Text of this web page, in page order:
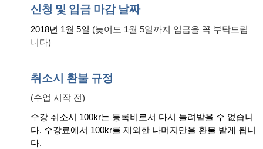
신청 및 입금 마감 날짜
2018년 1월 5일 (늦어도 1월 5일까지 입금을 꼭 부탁드립
니다)
취소시 환불 규정
(수업 시작 전)
수강 취소시 100kr는 등록비로서 다시 돌려받을 수 없습니
다. 수강료에서 100kr를 제외한 나머지만을 환불 받게 됩니
다.